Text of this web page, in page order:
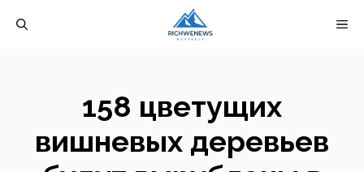
158 цветущих
вишневых деревьев